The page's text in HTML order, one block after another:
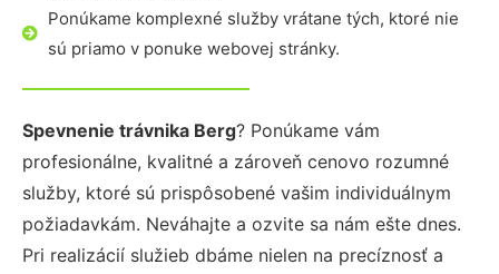
Ponúkame komplexné služby vrátane tých, ktoré nie
sú priamo v ponuke webovej stránky.
Spevnenie trávnika Berg? Ponúkame vám
profesionálne, kvalitné a zároveň cenovo rozumné
služby, ktoré sú prispôsobené vašim individuálnym
požiadavkám. Neváhajte a ozvite sa nám ešte dnes.
Pri realizácií služieb dbáme nielen na precíznosť a